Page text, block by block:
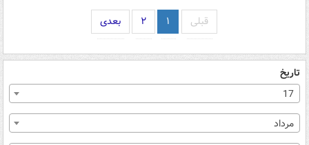
قبلی ۱ ۲ بعدی
تاریخ
17
مرداد